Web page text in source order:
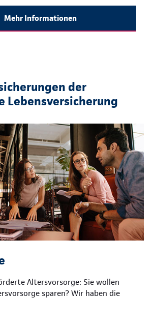
Mehr Informationen
der
Lebensversicherung
Altersvorsorge: Sie wollen
sparen? Wir haben die